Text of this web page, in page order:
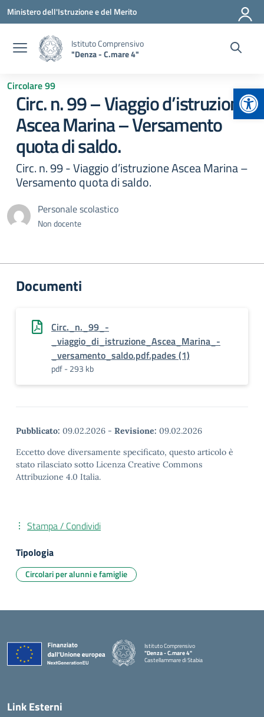
Vai ai contenuti
Vai al menu di navigazione
Vai al footer
Ministero dell'Istruzione e del Merito
Istituto Comprensivo
"Denza - C.mare 4"
Circolare 99
Circ. n. 99 – Viaggio d’istruzione
Ascea Marina – Versamento
quota di saldo.
Circ. n. 99 - Viaggio d’istruzione Ascea Marina –
Versamento quota di saldo.
Personale scolastico
Non docente
Documenti
Circ._n._99_-
_viaggio_di_istruzione_Ascea_Marina_-
_versamento_saldo.pdf.pades (1)
pdf - 293 kb
Pubblicato: 09.02.2026 - Revisione: 09.02.2026
Eccetto dove diversamente specificato, questo articolo è
stato rilasciato sotto Licenza Creative Commons
Attribuzione 4.0 Italia.
Stampa / Condividi
Tipologia
Circolari per alunni e famiglie
Istituto Comprensivo
"Denza - C.mare 4"
Castellammare di Stabia
Link Esterni